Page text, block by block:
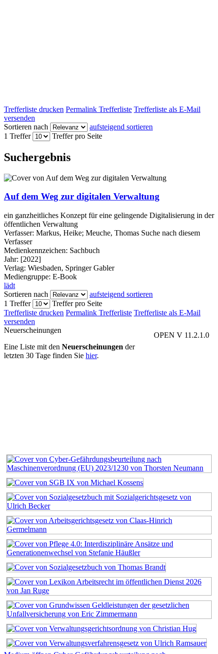
Trefferliste drucken Permalink Trefferliste Trefferliste als E-Mail
versenden
Sortieren nach
aufsteigend sortieren
1 Treffer
Treffer pro Seite
Suchergebnis
Auf dem Weg zur digitalen Verwaltung
ein ganzheitliches Konzept für eine gelingende Digitalisierung in der
öffentlichen Verwaltung
Verfasser: Markus, Heike; Meuche, Thomas Suche nach diesem
Verfasser
Medienkennzeichen: Sachbuch
Jahr: [2022]
Verlag: Wiesbaden, Springer Gabler
Mediengruppe: E-Book
lädt
Sortieren nach
aufsteigend sortieren
1 Treffer
Treffer pro Seite
Trefferliste drucken Permalink Trefferliste Trefferliste als E-Mail
versenden
OPEN V 11.2.1.0
Neuerscheinungen
Eine Liste mit den Neuerscheinungen der
letzten 30 Tage finden Sie hier.